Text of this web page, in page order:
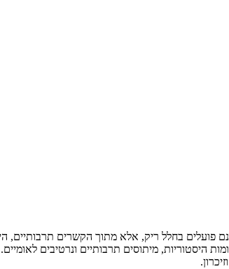
פועלים בחלל ריק, אלא מתוך הקשרים תרבותיים,
מיתוסים תרבותיים ונרטיבים